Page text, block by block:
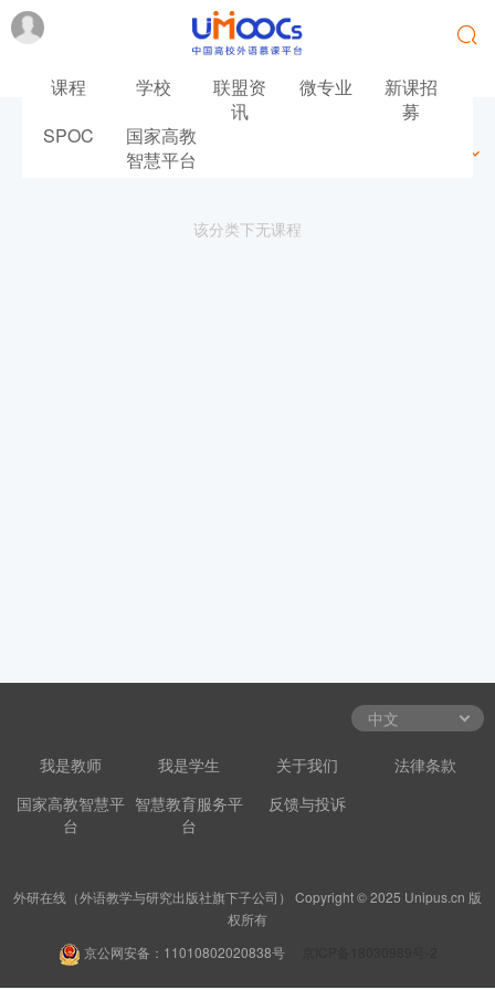
课程 学校
联盟资
讯
微专业
新课招
募
SPOC
国家高教
智慧平台
该分类下无课程
我是教师 我是学生 关于我们
法律条款
国家高教智慧平
台
智慧教育服务平
台
反馈与投诉
外研在线（外语教学与研究出版社旗下子公司） Copyright © 2025 Unipus.cn 版
权所有
京公网安备：11010802020838号